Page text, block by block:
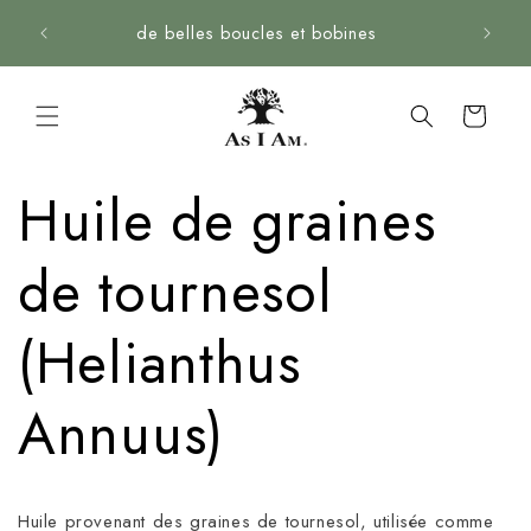
content
de belles boucles et bobines
Panier
Huile de graines
de tournesol
(Helianthus
Annuus)
Huile provenant des graines de tournesol, utilisée comme